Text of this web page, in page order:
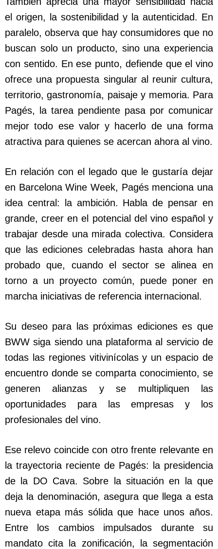
el origen, la sostenibilidad y la autenticidad. En
paralelo, observa que hay consumidores que no
buscan solo un producto, sino una experiencia
con sentido. En ese punto, defiende que el vino
ofrece una propuesta singular al reunir cultura,
territorio, gastronomía, paisaje y memoria. Para
Pagés, la tarea pendiente pasa por comunicar
mejor todo ese valor y hacerlo de una forma
atractiva para quienes se acercan ahora al vino.
En relación con el legado que le gustaría dejar
en Barcelona Wine Week, Pagés menciona una
idea central: la ambición. Habla de pensar en
grande, creer en el potencial del vino español y
trabajar desde una mirada colectiva. Considera
que las ediciones celebradas hasta ahora han
probado que, cuando el sector se alinea en
torno a un proyecto común, puede poner en
marcha iniciativas de referencia internacional.
Su deseo para las próximas ediciones es que
BWW siga siendo una plataforma al servicio de
todas las regiones vitivinícolas y un espacio de
encuentro donde se comparta conocimiento, se
generen alianzas y se multipliquen las
oportunidades para las empresas y los
profesionales del vino.
Ese relevo coincide con otro frente relevante en
la trayectoria reciente de Pagés: la presidencia
de la DO Cava. Sobre la situación en la que
deja la denominación, asegura que llega a esta
nueva etapa más sólida que hace unos años.
Entre los cambios impulsados durante su
mandato cita la zonificación, la segmentación